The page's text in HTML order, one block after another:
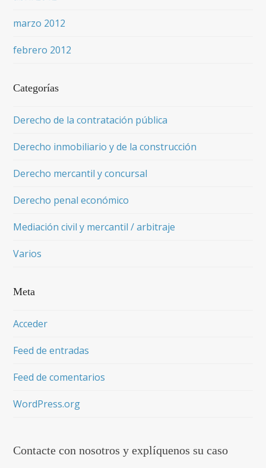
marzo 2012
febrero 2012
Categorías
Derecho de la contratación pública
Derecho inmobiliario y de la construcción
Derecho mercantil y concursal
Derecho penal económico
Mediación civil y mercantil / arbitraje
Varios
Meta
Acceder
Feed de entradas
Feed de comentarios
WordPress.org
Contacte con nosotros y explíquenos su caso